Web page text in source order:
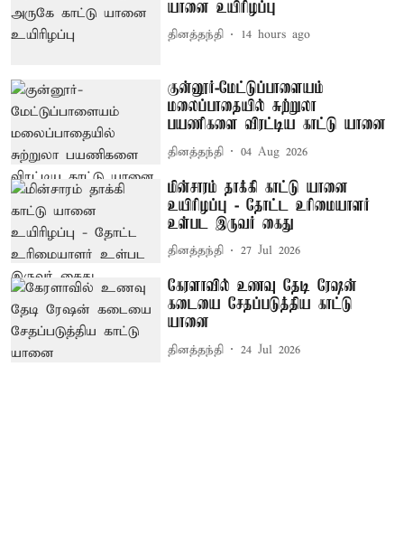
யானை உயிரிழப்பு
தினத்தந்தி 14 hours ago
குன்னூர்-மேட்டுப்பாளையம்
மலைப்பாதையில் சுற்றுலா
பயணிகளை விரட்டிய காட்டு யானை
தினத்தந்தி 04 Aug 2026
மின்சாரம் தாக்கி காட்டு யானை
உயிரிழப்பு - தோட்ட உரிமையாளர்
உள்பட இருவர் கைது
தினத்தந்தி 27 Jul 2026
கேரளாவில் உணவு தேடி ரேஷன்
கடையை சேதப்படுத்திய காட்டு
யானை
தினத்தந்தி 24 Jul 2026